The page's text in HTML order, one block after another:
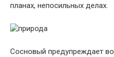
планах, непосильных делах.
Сосновый предупреждает